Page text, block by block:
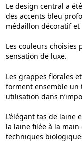
Le design central a
des accents bleu
médaillon décoratif
Les couleurs
sensation de luxe.
Les grappes florales
forment ensemble un
utilisation dans
L’élégant tas de
la laine filée à la
techniques